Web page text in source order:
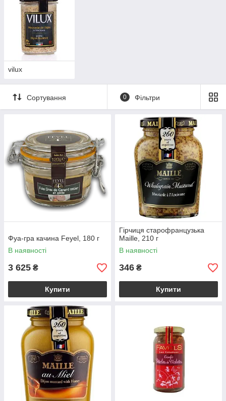
vilux
Сортування 0 Фільтри
Фуа-гра качина Feyel, 180 г
В наявності
3 625 ₴
Купити
Гірчиця старофранцузька
Maille, 210 г
В наявності
346 ₴
Купити